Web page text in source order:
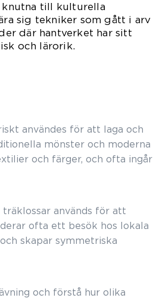
knutna till kulturella
sig tekniker som gått i arv
där hantverket har sitt
och lärorik.
användes för att laga och
mönster och moderna
och färger, och ofta ingår
används för att
ofta ett besök hos lokala
skapar symmetriska
och förstå hur olika